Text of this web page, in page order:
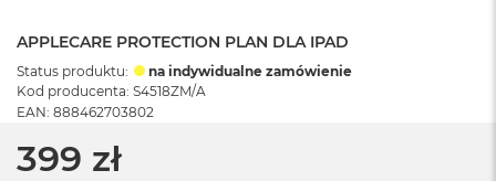
APPLECARE PROTECTION PLAN DLA IPAD
Status produktu:
na indywidualne zamówienie
Kod producenta: S4518ZM/A
EAN: 888462703802
399 zł